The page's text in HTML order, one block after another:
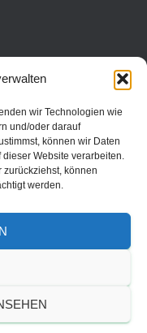
wir Technologien wie
und/oder darauf
können wir Daten
Website verarbeiten.
zurückziehst, können
werden.